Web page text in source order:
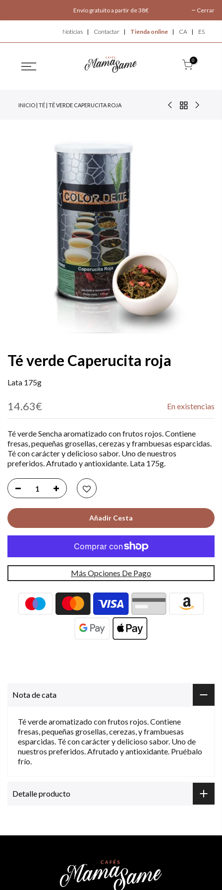
Envío gratuito a partir de 38€ Cerrar
Noticias Contactar Tienda online CA ES
0
INICIO |TÉ | TÉ VERDE CAPERUCITA ROJA
Té verde Caperucita roja
Lata 175g
14.63€ En existencias
Té verde Sencha aromatizado con frutos rojos. Contiene
fresas, pequeñas grosellas, cerezas y frambuesas esparcidas.
Té con carácter y delicioso sabor. Uno de nuestros
preferidos. Afrutado y antioxidante. Lata 175g.
Añadir Cesta
Más Opciones De Pago
Nota de cata
Té verde aromatizado con frutos rojos. Contiene
fresas, pequeñas grosellas, cerezas, y frambuesas
esparcidas. Té con carácter y delicioso sabor. Uno de
nuestros preferidos. Afrutado y antioxidante. Pruébalo
frío.
Detalle producto